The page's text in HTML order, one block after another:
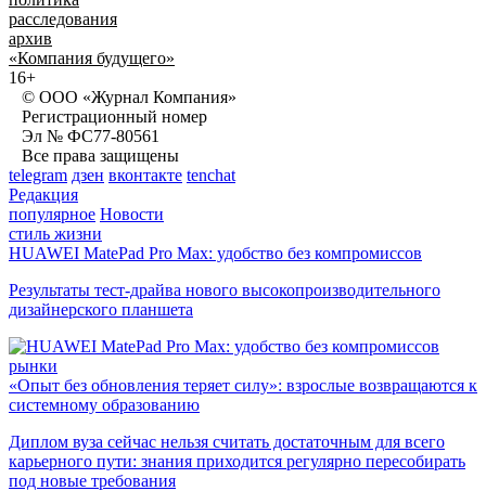
расследования
архив
«Компания будущего»
16+
© ООО «Журнал Компания»
Регистрационный номер
Эл № ФС77-80561
Все права защищены
telegram дзен вконтакте tenchat
Редакция
популярное Новости
стиль жизни
HUAWEI MatePad Pro Max: удобство без компромиссов
Результаты тест-драйва нового высокопроизводительного
дизайнерского планшета
рынки
«Опыт без обновления теряет силу»: взрослые возвращаются к
системному образованию
Диплом вуза сейчас нельзя считать достаточным для всего
карьерного пути: знания приходится регулярно пересобирать
под новые требования